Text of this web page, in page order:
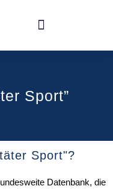
Sport”
Sport"?
Datenbank, die